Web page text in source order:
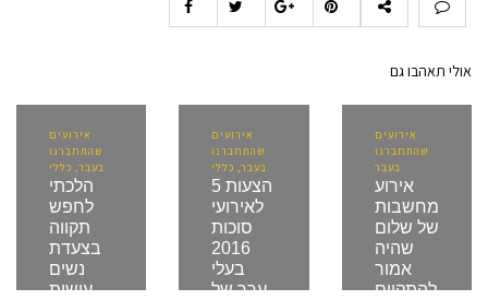
אולי תאהבו גם
אירועים
שהתחברנו
בעבר
אירוע
מחשבות
של שלום
שהיה
אמור
להתקיים
אירועים
שהתחברנו
בעבר, כללי
5 הצעות
לאירועי
סוכות
2016
בעלי
ערך של
אירועים
שהתחברנו
בעבר, כללי
הלכתי
לחפש
תקווה
בצעדת
נשים
עושות